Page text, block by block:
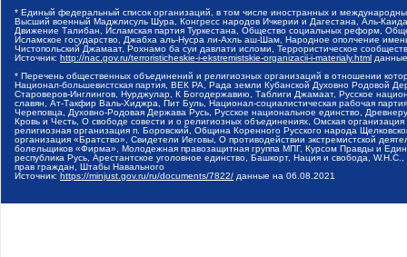
* Единый федеральный список организаций, в том числе иностранных и
Высший военный Маджлисуль Шура, Конгресс народов Ичкерии и Дагестана, Аль-
Движение Талибан, Исламская партия Туркестана, Общество социальных реформ,
Исламское государство, Джабха аль-Нусра ли-Ахль аш-Шам, Народное ополчение
Чистопольский Джамаат, Рохнамо ба суи давлати исломи, Террористическое
Источник: http://nac.gov.ru/terroristicheskie-i-ekstremistskie-organizacii-i-materialy.html
* Перечень общественных объединений и религиозных организаций в отношении
Национал-большевистская партия, ВЕК РА, Рада земли Кубанской Духовно Родовой
Староверов-Инглингов, Нурджулар, К Богодержавию, Таблиги Джамаат, Русское
славян, Ат-Такфир Валь-Хиджра, Пит Буль, Национал-социалистическая рабочая
Череповца, Духовно-Родовая Держава Русь, Русское национальное единство,
Кровь и Честь, О свободе совести и о религиозных объединениях, Омская
религиозная организация п. Боровский, Община Коренного Русского народа
организация «Братство», Свидетели Иеговы, О противодействии экстремистской
болельщиков «Фирма», Молодежная правозащитная группа МПГ, Курсом Правды и
республика Русь, Арестантское уголовное единство, Башкорт, Нация и свобода,
прав граждан, Штабы Навального
Источник: https://minjust.gov.ru/ru/documents/7822/ данные на 06.08.2021